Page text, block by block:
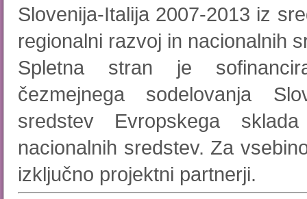
Slovenija-Italija 2007-2013 iz
regionalni razvoj in nacionalnih
Spletna stran je
čezmejnega sodelovanja
sredstev Evropskega
nacionalnih sredstev. Za
izključno projektni partnerji.